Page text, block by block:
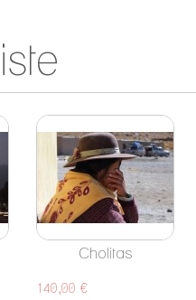
Cholitas
140,00 €